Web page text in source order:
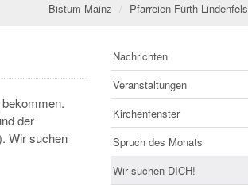
Bistum Mainz Pfarreien Fürth Lindenfels
der
Wir suchen
Nachrichten
Veranstaltungen
Kirchenfenster
Spruch des Monats
Wir suchen DICH!